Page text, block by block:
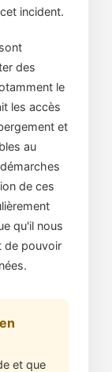
incident.
des
le
les accès
et
au
de ces
qu'il nous
de pouvoir
et que